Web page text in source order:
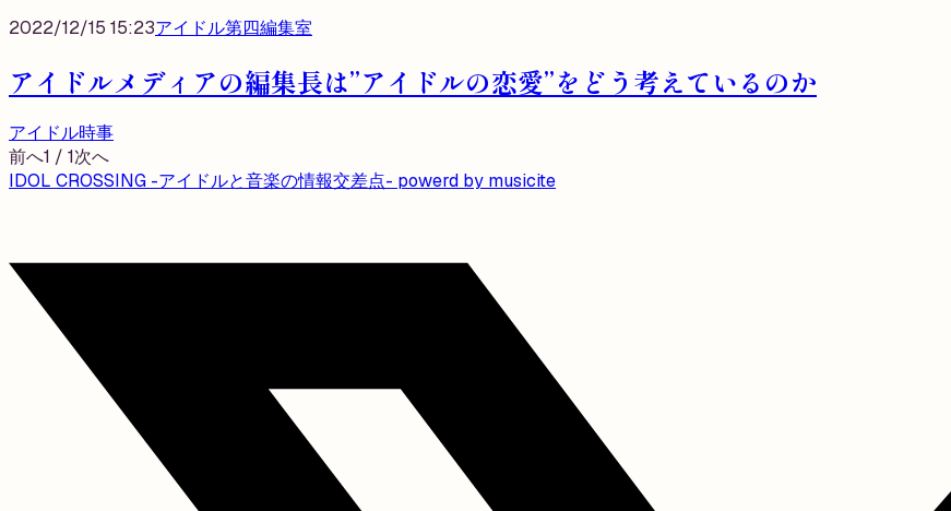
2022/12/15 15:23アイドル第四編集室
アイドルメディアの編集長は”アイドルの恋愛”をどう考えているのか
アイドル時事
前へ1 / 1次へ
IDOL CROSSING -アイドルと音楽の情報交差点- powerd by musicite